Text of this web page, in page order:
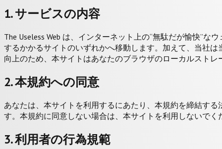
1. サービスの内容
The Useless Web は、インターネット上の“無駄だが愉快”
するかかるサイトのいずれかへ移動します。加えて、当社
向上のため、本サイトはあなたのブラウザのローカルスト
2. 本規約への同意
あなたは、本サイトを利用するにあたり、本規約を締結す
す。本規約に同意しない場合は、本サイトを利用しないでく
3. 利用者の行為規範